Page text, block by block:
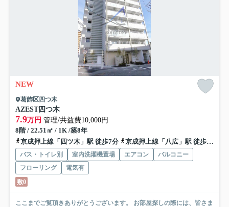
NEW
葛飾区四つ木
AZEST四つ木
7.9万円 管理/共益費10,000円
8階 / 22.51㎡ / 1K /築8年
京成押上線「四ツ木」駅 徒歩7分
京成押上線「八広」駅 徒歩19分
バス・トイレ別 室内洗濯機置場 エアコン
バルコニー
フローリング
電気有
敷0
ここまでご覧頂きありがとうございます。 お部屋探しの際には、皆さま